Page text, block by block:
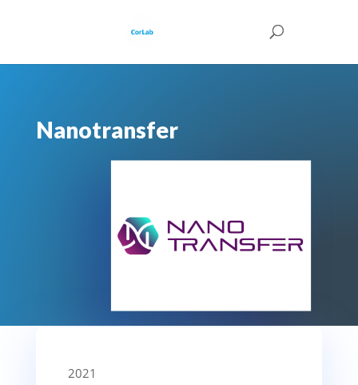
Nanotransfer
2021